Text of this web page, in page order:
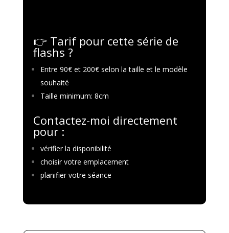
👉 Tarif pour cette série de
flashs ?
Entre 90€ et 200€ selon la taille et le modèle
souhaité
Taille minimum: 8cm
Contactez-moi directement
pour :
vérifier la disponibilité
choisir votre emplacement
planifier votre séance